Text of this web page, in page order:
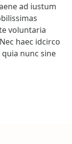
ad iustum
voluntaria
haec idcirco
nunc sine